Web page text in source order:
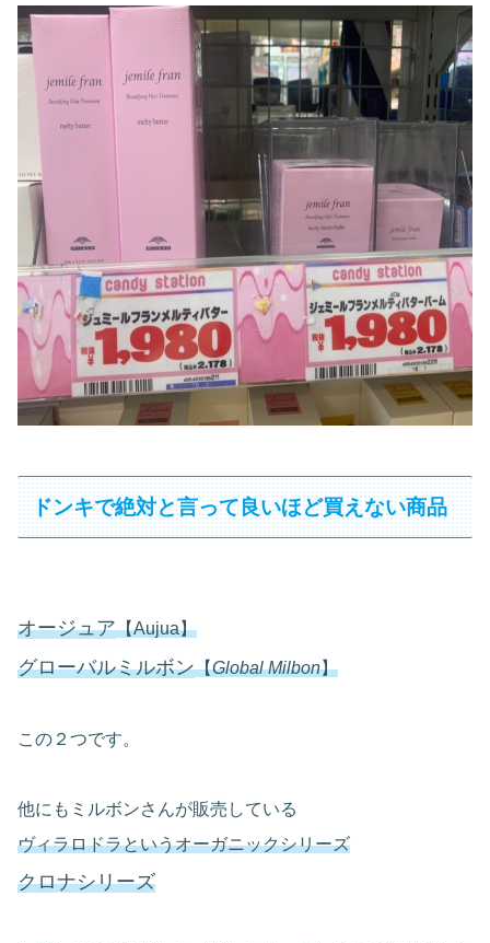
ドンキで絶対と言って良いほど買えない商品
オージュア【Aujua】
グローバルミルボン【Global Milbon】
この２つです。
他にもミルボンさんが販売している
ヴィラロドラというオーガニックシリーズ
クロナシリーズ